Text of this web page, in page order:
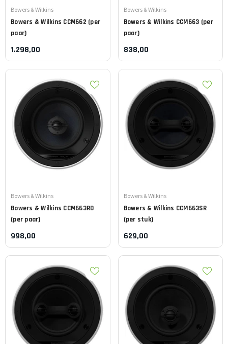
Leverancier:
Bowers & Wilkins
Bowers & Wilkins CCM662 (per
paar)
1.298,00
Leverancier:
Bowers & Wilkins
Bowers & Wilkins CCM663 (per
paar)
838,00
Leverancier:
Bowers & Wilkins
Bowers & Wilkins CCM663RD
(per paar)
998,00
Leverancier:
Bowers & Wilkins
Bowers & Wilkins CCM663SR
(per stuk)
629,00